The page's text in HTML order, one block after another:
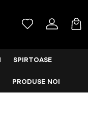
SPIRTOASE
PRODUSE NOI